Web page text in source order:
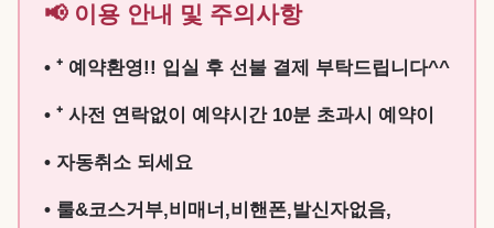
📢 이용 안내 및 주의사항
• ⁺ 예약환영!! 입실 후 선불 결제 부탁드립니다^^
• ⁺ 사전 연락없이 예약시간 10분 초과시 예약이
• 자동취소 되세요
• 룰&코스거부,비매너,비핸폰,발신자없음,